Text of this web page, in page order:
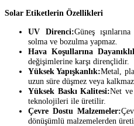
Solar Etiketlerin Özellikleri
UV Direnci:Güneş
solma ve bozulma yapmaz.
Hava Koşullarına
değişimlerine karşı dirençlidir.
Yüksek Yapışkanlık:Metal,
uzun süre düşmez veya kalkmaz.
Yüksek Baskı Kalitesi:Net
teknolojileri ile üretilir.
Çevre Dostu Malzemeler:
dönüşümlü malzemelerden